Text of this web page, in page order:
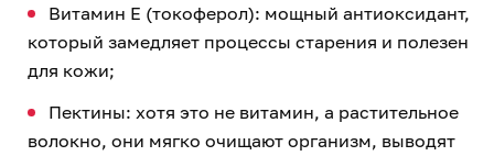
Витамин E (токоферол): мощный антиоксидант,
который замедляет процессы старения и полезен
для кожи;
Пектины: хотя это не витамин, а растительное
волокно, они мягко очищают организм, выводят